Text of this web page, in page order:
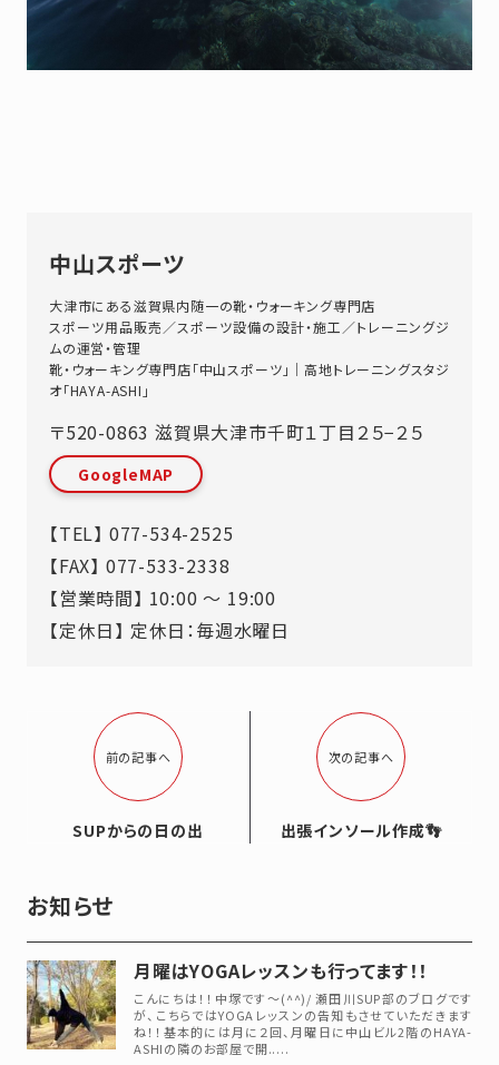
中山スポーツ
大津市にある滋賀県内随一の靴・ウォーキング専門店
スポーツ用品販売／スポーツ設備の設計・施工／トレーニングジ
ムの運営・管理
靴・ウォーキング専門店「中山スポーツ」｜高地トレーニングスタジ
オ「HAYA-ASHI」
〒520-0863 滋賀県大津市千町１丁目２５−２５
GoogleMAP
【TEL】 077-534-2525
【FAX】 077-533-2338
【営業時間】 10:00 ～ 19:00
【定休日】 定休日：毎週水曜日
前の記事へ
SUPからの日の出
次の記事へ
出張インソール作成👣
お知らせ
月曜はYOGAレッスンも行ってます！！
こんにちは！！中塚です～(^^)/ 瀬田川SUP部のブログです
が、こちらではYOGAレッスンの告知もさせていただきます
ね！！基本的には月に２回、月曜日に中山ビル2階のHAYA-
ASHIの隣のお部屋で開.....